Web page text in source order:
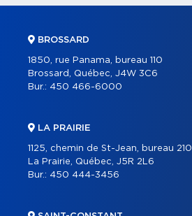
BROSSARD
1850, rue Panama, bureau 110
Brossard, Québec, J4W 3C6
Bur.: 450 466-6000
LA PRAIRIE
1125, chemin de St-Jean, bureau 210
La Prairie, Québec, J5R 2L6
Bur.: 450 444-3456